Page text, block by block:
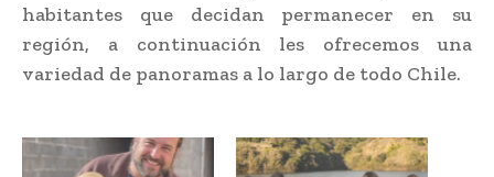
habitantes que decidan permanecer en su
región, a continuación les ofrecemos una
variedad de panoramas a lo largo de todo Chile.